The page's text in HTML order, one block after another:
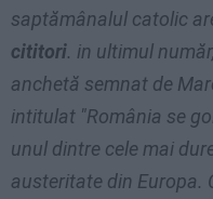
saptămânalul catolic
cititori. in ultimul
anchetă semnat de
intitulat "România se
unul dintre cele mai
austeritate din Europa.